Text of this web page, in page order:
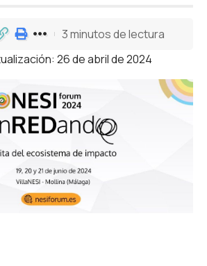
26 de abril de 2024
3 minutos de lectura